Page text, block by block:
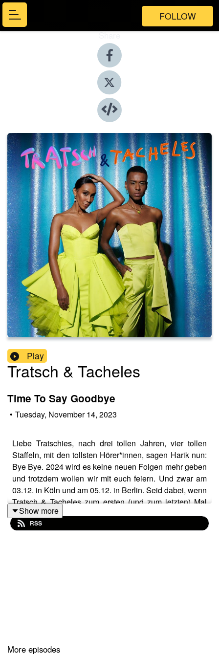
FOLLOW
Share
Play
Tratsch & Tacheles
Time To Say Goodbye
• Tuesday, November 14, 2023
Liebe Tratschies, nach drei tollen Jahren, vier tollen
Staffeln, mit den tollsten Hörer*innen, sagen Harik nun:
Bye Bye. 2024 wird es keine neuen Folgen mehr geben
und trotzdem wollen wir mit euch feiern. Und zwar am
03.12. in Köln und am 05.12. in Berlin. Seid dabei, wenn
Tratsch & Tacheles zum ersten (und zum letzten) Mal
live zu sehen sein wird und sich die beiden
Zuckerpuppen mit einer fulminanten Show von euch
Show more
RSS
More episodes